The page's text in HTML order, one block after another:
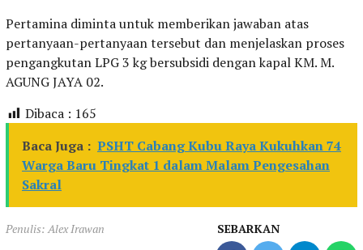
‎Pertamina diminta untuk memberikan jawaban atas
pertanyaan-pertanyaan tersebut dan menjelaskan proses
pengangkutan LPG 3 kg bersubsidi dengan kapal KM. M.
AGUNG JAYA 02.
Dibaca : 165
Baca Juga : PSHT Cabang Kubu Raya Kukuhkan 74
Warga Baru Tingkat 1 dalam Malam Pengesahan
Sakral
Penulis: Alex Irawan SEBARKAN